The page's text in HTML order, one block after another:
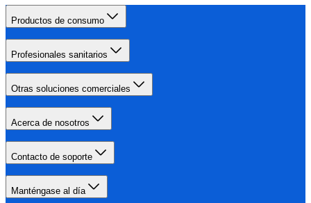
Productos de consumo
Profesionales sanitarios
Otras soluciones comerciales
Acerca de nosotros
Contacto de soporte
Manténgase al día